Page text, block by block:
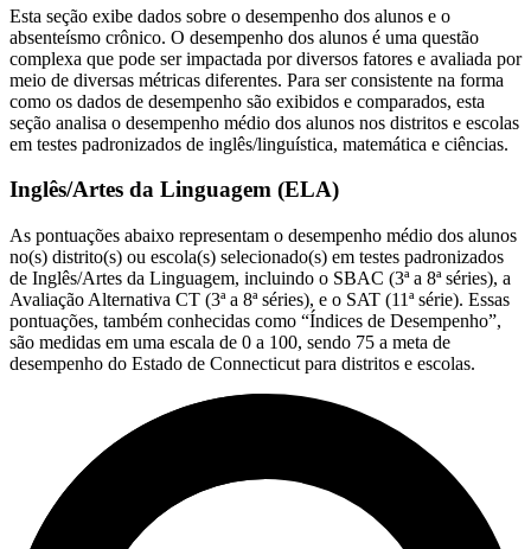
Esta seção exibe dados sobre o desempenho dos alunos e o
absenteísmo crônico. O desempenho dos alunos é uma questão
complexa que pode ser impactada por diversos fatores e avaliada por
meio de diversas métricas diferentes. Para ser consistente na forma
como os dados de desempenho são exibidos e comparados, esta
seção analisa o desempenho médio dos alunos nos distritos e escolas
em testes padronizados de inglês/linguística, matemática e ciências.
Inglês/Artes da Linguagem (ELA)
As pontuações abaixo representam o desempenho médio dos alunos
no(s) distrito(s) ou escola(s) selecionado(s) em testes padronizados
de Inglês/Artes da Linguagem, incluindo o SBAC (3ª a 8ª séries), a
Avaliação Alternativa CT (3ª a 8ª séries), e o SAT (11ª série). Essas
pontuações, também conhecidas como “Índices de Desempenho”,
são medidas em uma escala de 0 a 100, sendo 75 a meta de
desempenho do Estado de Connecticut para distritos e escolas.